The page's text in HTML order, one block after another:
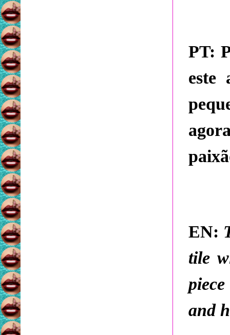
PT:
este
EN:
tile
and